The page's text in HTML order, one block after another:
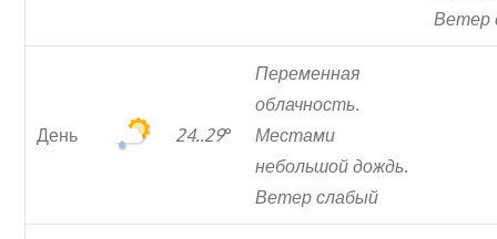
Ветер
День 24..29°
Переменная
облачность.
Местами
небольшой дождь.
Ветер слабый